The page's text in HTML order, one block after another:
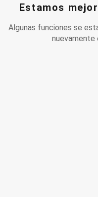
Estamos
Algunas funciones se
nuevamente